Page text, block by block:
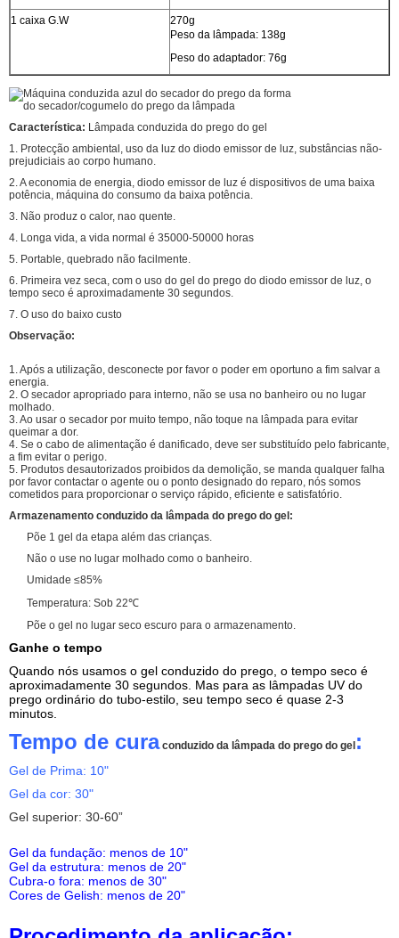
1 caixa G.W
270g
Peso da lâmpada: 138g
Peso do adaptador: 76g
Característica: Lâmpada conduzida do prego do gel
1. Protecção ambiental, uso da luz do diodo emissor de luz, substâncias não-
prejudiciais ao corpo humano.
2. A economia de energia, diodo emissor de luz é dispositivos de uma baixa
potência, máquina do consumo da baixa potência.
3. Não produz o calor, nao quente.
4. Longa vida, a vida normal é 35000-50000 horas
5. Portable, quebrado não facilmente.
6. Primeira vez seca, com o uso do gel do prego do diodo emissor de luz, o
tempo seco é aproximadamente 30 segundos.
7. O uso do baixo custo
Observação:
1. Após a utilização, desconecte por favor o poder em oportuno a fim salvar a
energia.
2. O secador apropriado para interno, não se usa no banheiro ou no lugar
molhado.
3. Ao usar o secador por muito tempo, não toque na lâmpada para evitar
queimar a dor.
4. Se o cabo de alimentação é danificado, deve ser substituído pelo fabricante,
a fim evitar o perigo.
5. Produtos desautorizados proibidos da demolição, se manda qualquer falha
por favor contactar o agente ou o ponto designado do reparo, nós somos
cometidos para proporcionar o serviço rápido, eficiente e satisfatório.
Armazenamento conduzido da lâmpada do prego do gel:
Põe 1 gel da etapa além das crianças.
Não o use no lugar molhado como o banheiro.
Umidade ≤85%
Temperatura: Sob 22℃
Põe o gel no lugar seco escuro para o armazenamento.
Ganhe o tempo
Quando nós usamos o gel conduzido do prego, o tempo seco é
aproximadamente 30 segundos. Mas para as lâmpadas UV do
prego ordinário do tubo-estilo, seu tempo seco é quase 2-3
minutos.
Tempo de curaconduzido da lâmpada do prego do gel :
Gel de Prima: 10"
Gel da cor: 30"
Gel superior: 30-60”
Gel da fundação: menos de 10"
Gel da estrutura: menos de 20"
Cubra-o fora: menos de 30"
Cores de Gelish: menos de 20"